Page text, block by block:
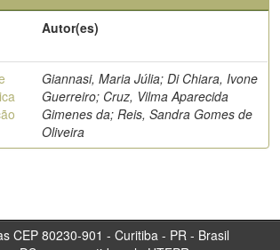
Autor(es)
Giannasi, Maria Júlia; Di Chiara, Ivone
Guerreiro; Cruz, Vilma Aparecida
Gimenes da; Reis, Sandra Gomes de
Oliveira
CEP 80230-901 - Curitiba - PR -